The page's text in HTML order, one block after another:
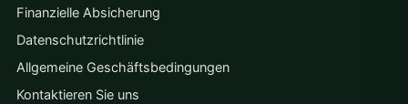
Finanzielle Absicherung
Datenschutzrichtlinie
Allgemeine Geschäftsbedingungen
Kontaktieren Sie uns